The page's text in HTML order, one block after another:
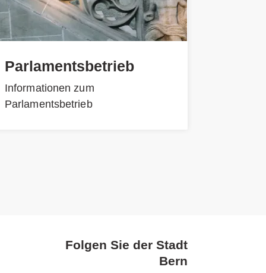
Parlamentsbetrieb
Informationen zum
Parlamentsbetrieb
Folgen Sie der Stadt
Bern